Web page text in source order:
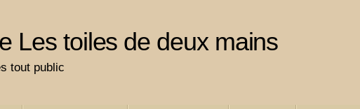
Les toiles de deux mains
tout public